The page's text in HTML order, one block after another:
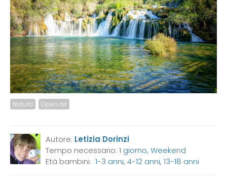
Natura Open air
Autore: Letizia Dorinzi
Tempo necessario: 1 giorno, Weekend
Età bambini: 1-3 anni, 4-12 anni, 13-18 anni